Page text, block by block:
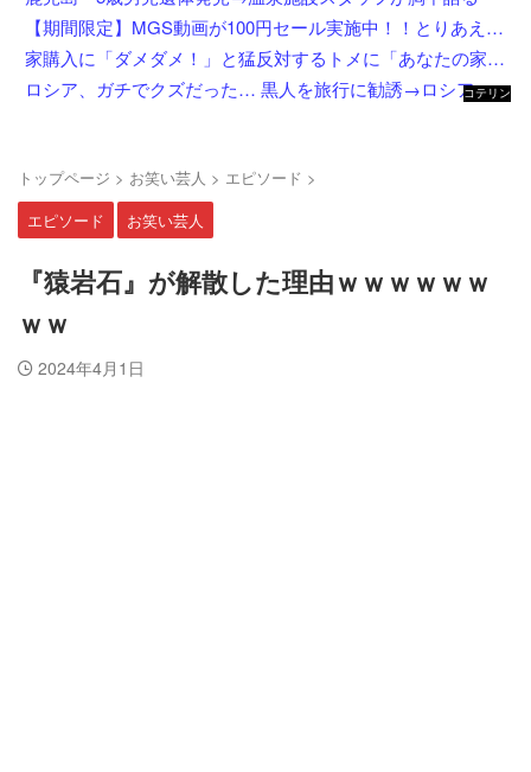
【期間限定】MGS動画が100円セール実施中！！とりあえず全部買うやろｗｗｗｗｗ
家購入に「ダメダメ！」と猛反対するトメに「あなたの家じゃありません」と言い放った結果→激怒したトメが自ら〇〇を口にして最高の展開へｗｗｗｗｗｗ
ロシア、ガチでクズだった… 黒人を旅行に勧誘→ロシア語で契約書にサインさせられる→前線で大量戦死
コテリン
トップページ > お笑い芸人 > エピソード >
エピソード
お笑い芸人
『猿岩石』が解散した理由ｗｗｗｗｗｗ
ｗｗ
2024年4月1日